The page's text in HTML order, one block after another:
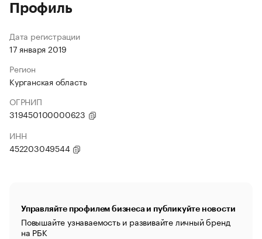
Профиль
Дата регистрации
17 января 2019
Регион
Курганская область
ОГРНИП
319450100000623
ИНН
452203049544
Управляйте профилем бизнеса и публикуйте новости
Повышайте узнаваемость и развивайте личный бренд
на РБК